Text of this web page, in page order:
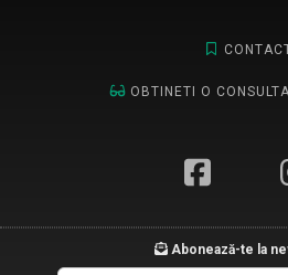
OBTINETI O
Abonează-te la